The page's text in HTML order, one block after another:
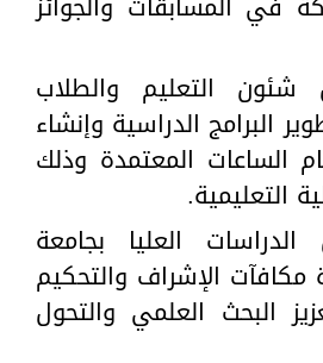
التعليم والطلاب
البرامج الدراسية وإنشاء
الساعات المعتمدة وذلك
التعليمية.
العليا بجامعة
الإشراف والتحكيم
البحث العلمي والتحول